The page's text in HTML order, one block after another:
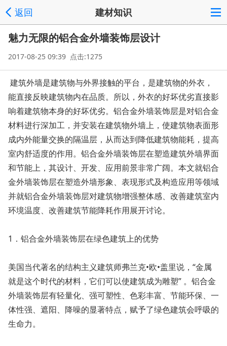
返回 建材知识
魅力无限的铝合金外墙装饰层设计
2017-08-25 09:39 点击:1275
建筑外墙是建筑物与外界接触的平台，是建筑物的外衣，
能直接反映建筑物内在品质。所以，外衣的好坏优劣直接影
响着建筑物本身的好坏优劣。铝合金外墙装饰层是对铝合金
材料进行深加工，并安装在建筑物外墙上，使建筑物表面形
成内外能量交换的隔温层，从而达到降低建筑物能耗，提高
室内舒适度的作用。铝合金外墙装饰层在塑造建筑外墙界面
和节能上，其设计、开发、应用前景非常广阔。本文就铝合
金外墙装饰层在塑造外墙形象、表现形式及构造应用等领域
并就铝合金外墙装饰层对建筑物增强整体感、改善建筑室内
环境温度、改善建筑节能降耗作用展开讨论。
1．铝合金外墙装饰层在绿色建筑上的优势
美国当代著名的结构主义建筑师弗兰克•欧•盖里说，“金属
就是这个时代的材料，它们可以使建筑成为雕塑” 。铝合金
外墙装饰层有轻量化、强可塑性、色彩丰富、节能环保、一
体性强、遮阳、降噪的显著特点，赋予了绿色建筑会呼吸的
生命力。